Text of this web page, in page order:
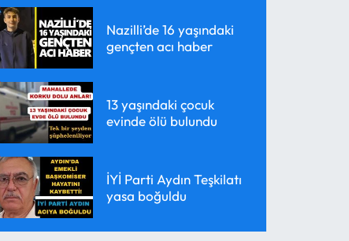
Nazilli’de 16 yaşındaki
gençten acı haber
13 yaşındaki çocuk
evinde ölü bulundu
İYİ Parti Aydın Teşkilatı
yasa boğuldu